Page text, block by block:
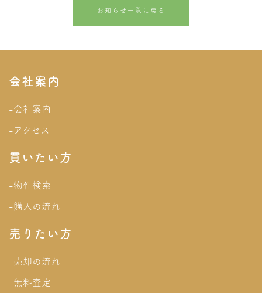
お知らせ一覧に戻る
会社案内
-会社案内
-アクセス
買いたい方
-物件検索
-購入の流れ
売りたい方
-売却の流れ
-無料査定